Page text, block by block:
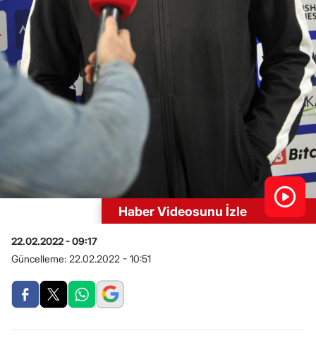
Haber Videosunu İzle
22.02.2022 - 09:17
Güncelleme: 22.02.2022 - 10:51